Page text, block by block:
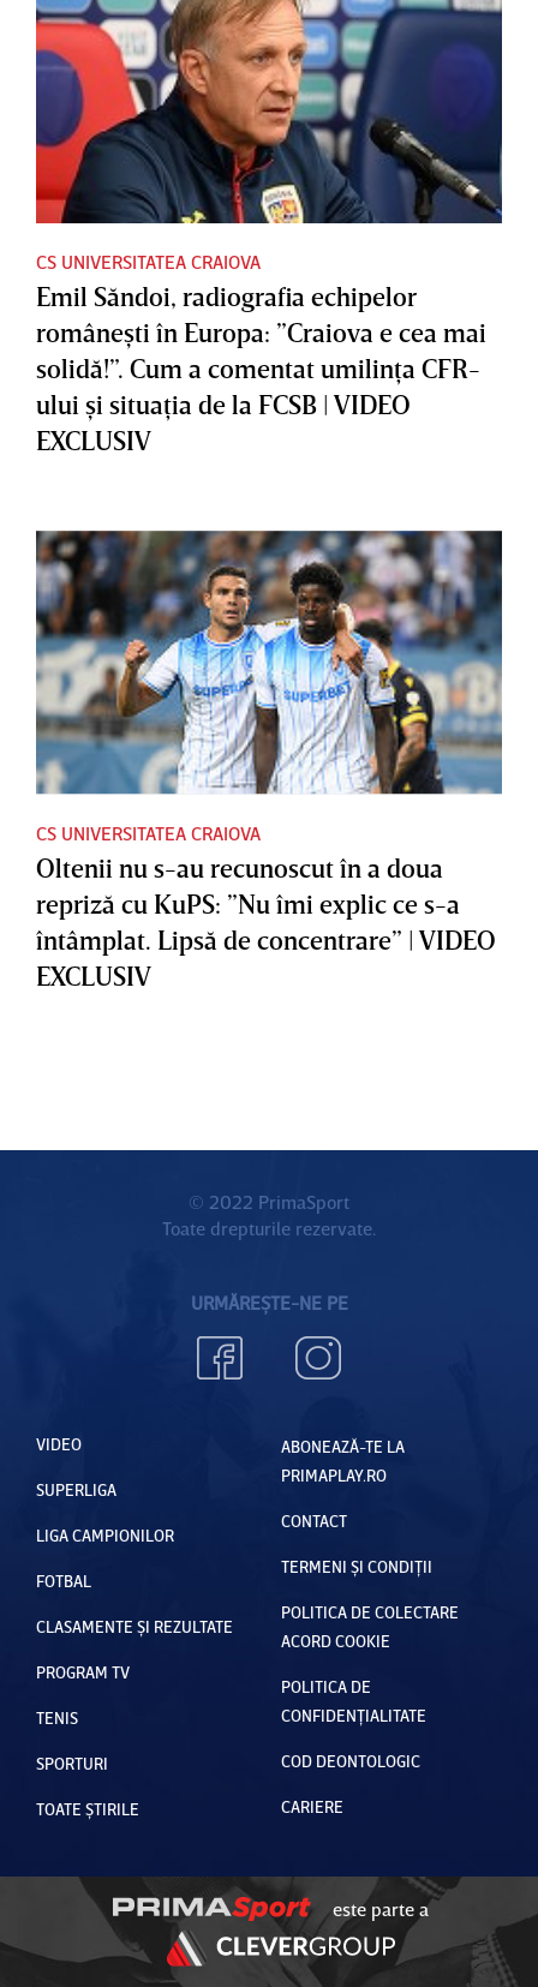
CS UNIVERSITATEA CRAIOVA
Emil Săndoi, radiografia echipelor
româneşti în Europa: ”Craiova e cea mai
solidă!”. Cum a comentat umilinţa CFR-
ului şi situaţia de la FCSB | VIDEO
EXCLUSIV
CS UNIVERSITATEA CRAIOVA
Oltenii nu s-au recunoscut în a doua
repriză cu KuPS: ”Nu îmi explic ce s-a
întâmplat. Lipsă de concentrare” | VIDEO
EXCLUSIV
© 2022 PrimaSport
Toate drepturile rezervate.
URMĂREȘTE-NE PE
VIDEO
SUPERLIGA
LIGA CAMPIONILOR
FOTBAL
CLASAMENTE ȘI REZULTATE
PROGRAM TV
TENIS
SPORTURI
TOATE ȘTIRILE
ABONEAZĂ-TE LA
PRIMAPLAY.RO
CONTACT
TERMENI ȘI CONDIȚII
POLITICA DE COLECTARE
ACORD COOKIE
POLITICA DE
CONFIDENȚIALITATE
COD DEONTOLOGIC
CARIERE
este parte a